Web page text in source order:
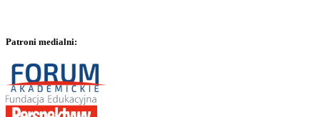
Patroni medialni: